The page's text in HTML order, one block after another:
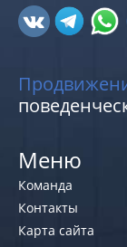
Меню
Команда
Контакты
Карта сайта